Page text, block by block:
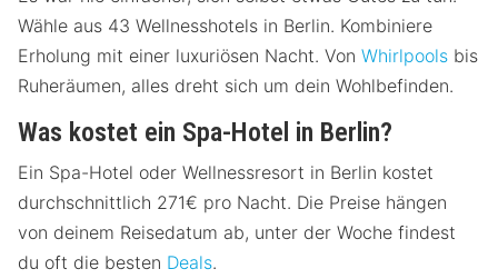
Wähle aus 43 Wellnesshotels in Berlin. Kombiniere
Erholung mit einer luxuriösen Nacht. Von Whirlpools bis
Ruheräumen, alles dreht sich um dein Wohlbefinden.
Was kostet ein Spa-Hotel in Berlin?
Ein Spa-Hotel oder Wellnessresort in Berlin kostet
durchschnittlich 271€ pro Nacht. Die Preise hängen
von deinem Reisedatum ab, unter der Woche findest
du oft die besten Deals.